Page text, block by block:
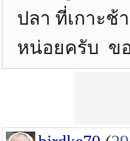
ปลา ที่เกาะช้
หน่อยครับ ข